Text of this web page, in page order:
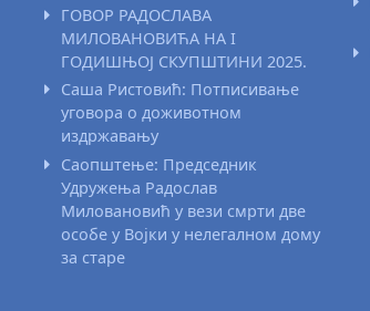
ГОВОР РАДОСЛАВА
МИЛОВАНОВИЋА НА I
ГОДИШЊОЈ СКУПШТИНИ 2025.
Саша Ристовић: Потписивање
уговора о доживотном
издржавању
Саопштење: Председник
Удружења Радослав
Миловановић у вези смрти две
особе у Војки у нелегалном дому
за старе